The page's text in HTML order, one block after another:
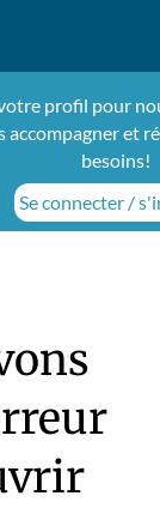
profil pour
accompagner et
besoins!
Se connecter /